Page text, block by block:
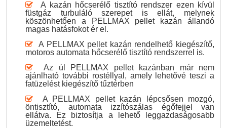
A kazán hőcserélő tisztító rendszer ezen kívül
füstgáz turbuláló szerepet is ellát, melynek
köszönhetően a PELLMAX pellet kazán állandó
magas hatásfokot ér el.
A PELLMAX pellet kazán rendelhető kiegészítő,
motoros automata hőcserélő tisztító rendszerrel is.
Az úl PELLMAX pellet kazánban már nem
ajánlható további rostéllyal, amely lehetővé teszi a
fatüzelést kiegészítő tűztérben
A PELLMAX pellet kazán lépcsősen mozgó,
öntisztító, automata izzítószálas égőfejjel van
ellátva. Ez biztosítja a lehető leggazdaságosabb
üzemeltetést.